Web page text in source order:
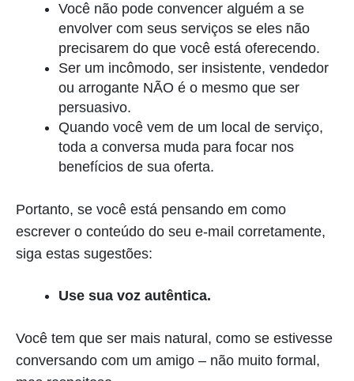
Você não pode convencer alguém a se
envolver com seus serviços se eles não
precisarem do que você está oferecendo.
Ser um incômodo, ser insistente, vendedor
ou arrogante NÃO é o mesmo que ser
persuasivo.
Quando você vem de um local de serviço,
toda a conversa muda para focar nos
benefícios de sua oferta.
Portanto, se você está pensando em como
escrever o conteúdo do seu e-mail corretamente,
siga estas sugestões:
Use sua voz autêntica.
Você tem que ser mais natural, como se estivesse
conversando com um amigo – não muito formal,